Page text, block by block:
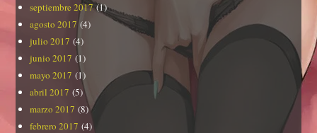
septiembre 2017(1)
agosto 2017(4)
julio 2017 (4)
junio 2017 (1)
mayo 2017 (1)
abril 2017 (5)
marzo 2017 (8)
febrero 2017 (4)